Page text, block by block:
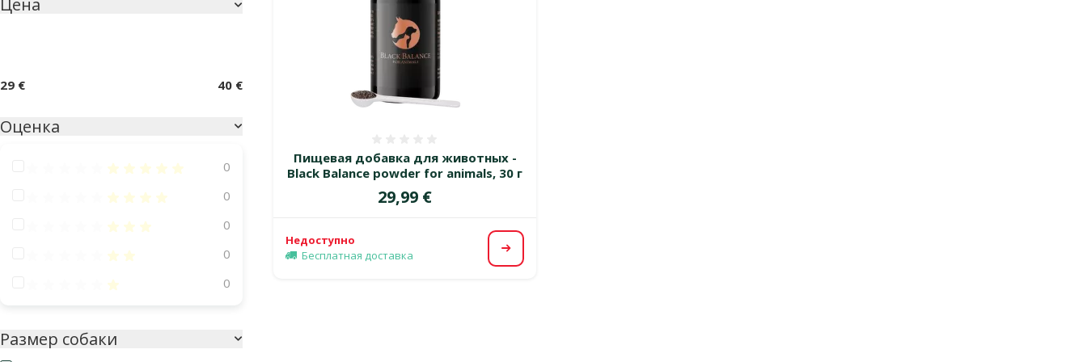
Параметрический фильтр
Цена
29 € 40 €
Оценка
Оценка 100%
0
Оценка 80%
0
Оценка 60%
0
Оценка 40%
0
Оценка 20%
0
Размер собаки
Пищевая добавка для животных -
Black Balance powder for animals, 30 г
Цена
29,99 €
Недоступно
Бесплатная доставка
Посмотреть